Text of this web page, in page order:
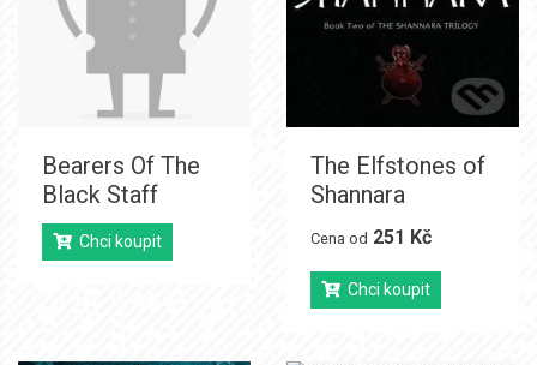
Bearers Of The
Black Staff
Chci koupit
The Elfstones of
Shannara
Cena od 251 Kč
Chci koupit